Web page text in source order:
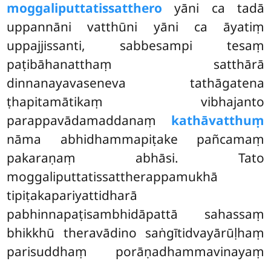
moggaliputtatissatthero yāni ca tadā
uppannāni vatthūni yāni ca āyatiṃ
uppajjissanti, sabbesampi tesaṃ
paṭibāhanatthaṃ satthārā
dinnanayavaseneva tathāgatena
ṭhapitamātikaṃ vibhajanto
parappavādamaddanaṃ kathāvatthuṃ
nāma abhidhammapiṭake pañcamaṃ
pakaraṇaṃ abhāsi. Tato
moggaliputtatissattherappamukhā
tipiṭakapariyattidharā
pabhinnapaṭisambhidāpattā sahassaṃ
bhikkhū theravādino saṅgītidvayārūḷhaṃ
parisuddhaṃ porāṇadhammavinayaṃ